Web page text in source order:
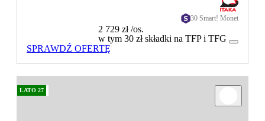
30 Smart! Monet
2 729 zł/os.
w tym 30 zł składki na TFP i TFG
SPRAWDŹ OFERTĘ
LATO 27